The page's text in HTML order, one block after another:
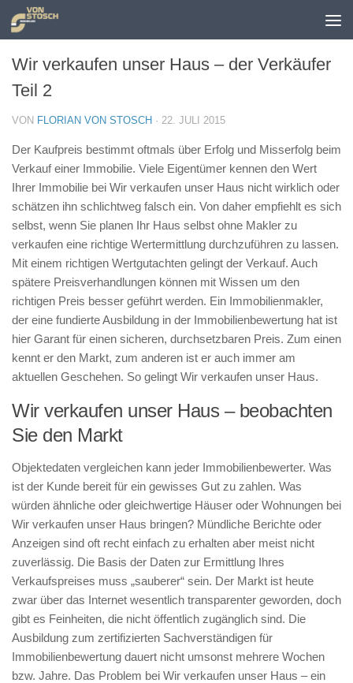
Zum Inhalt springen
Wir verkaufen unser Haus – der Verkäufer
Teil 2
VON FLORIAN VON STOSCH · 22. JULI 2015
Der Kaufpreis bestimmt oftmals über Erfolg und Misserfolg beim
Verkauf einer Immobilie. Viele Eigentümer kennen den Wert
Ihrer Immobilie bei Wir verkaufen unser Haus nicht wirklich oder
schätzen ihn schlichtweg falsch ein. Von daher empfiehlt es sich
selbst, wenn Sie planen Ihr Haus selbst ohne Makler zu
verkaufen eine richtige Wertermittlung durchzuführen zu lassen.
Mit einem richtigen Wertgutachten gelingt der Verkauf. Auch
spätere Preisverhandlungen können mit Wissen um den
richtigen Preis besser geführt werden. Ein Immobilienmakler,
der eine fundierte Ausbildung in der Immobilienbewertung hat ist
hier Garant für einen sicheren, durchsetzbaren Preis. Zum einen
kennt er den Markt, zum anderen ist er auch immer am
aktuellen Geschehen. So gelingt Wir verkaufen unser Haus.
Wir verkaufen unser Haus – beobachten
Sie den Markt
Objektedaten vergleichen kann jeder Immobilienbewerter. Was
ist der Kunde bereit für ein gewisses Gut zu zahlen. Was
würden ähnliche oder gleichwertige Häuser oder Wohnungen bei
Wir verkaufen unser Haus bringen? Mündliche Berichte oder
Anzeigen sind oft recht einfach zu erhalten aber meist nicht
zuverlässig. Die Basis der Daten zur Ermittlung Ihres
Verkaufspreises muss „sauberer“ sein. Der Markt ist heute
zwar über das Internet wesentlich transparenter geworden, doch
gibt es Feinheiten, die nicht öffentlich zugänglich sind. Die
Ausbildung zum zertifizierten Sachverständigen für
Immobilienbewertung dauert nicht umsonst mehrere Wochen
bzw. Jahre. Das Problem bei Wir verkaufen unser Haus – ein